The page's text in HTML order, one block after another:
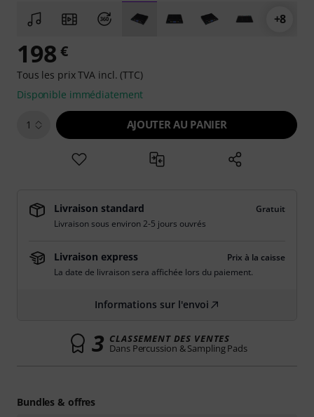
+8
198 €
Tous les prix TVA incl. (TTC)
Disponible immédiatement
1 AJOUTER AU PANIER
Livraison standard
Gratuit
Livraison sous environ 2-5 jours ouvrés
Livraison express
Prix à la caisse
La date de livraison sera affichée lors du paiement.
Informations sur l'envoi
3 CLASSEMENT DES VENTES
Dans Percussion & Sampling Pads
Bundles & offres